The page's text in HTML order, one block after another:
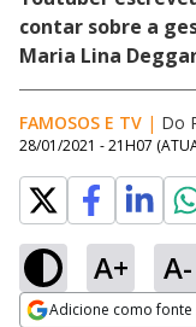
contar sobre a
Maria Lina
FAMOSOS E TV | Do
28/01/2021 - 21H07
A+ A-
Adicione como